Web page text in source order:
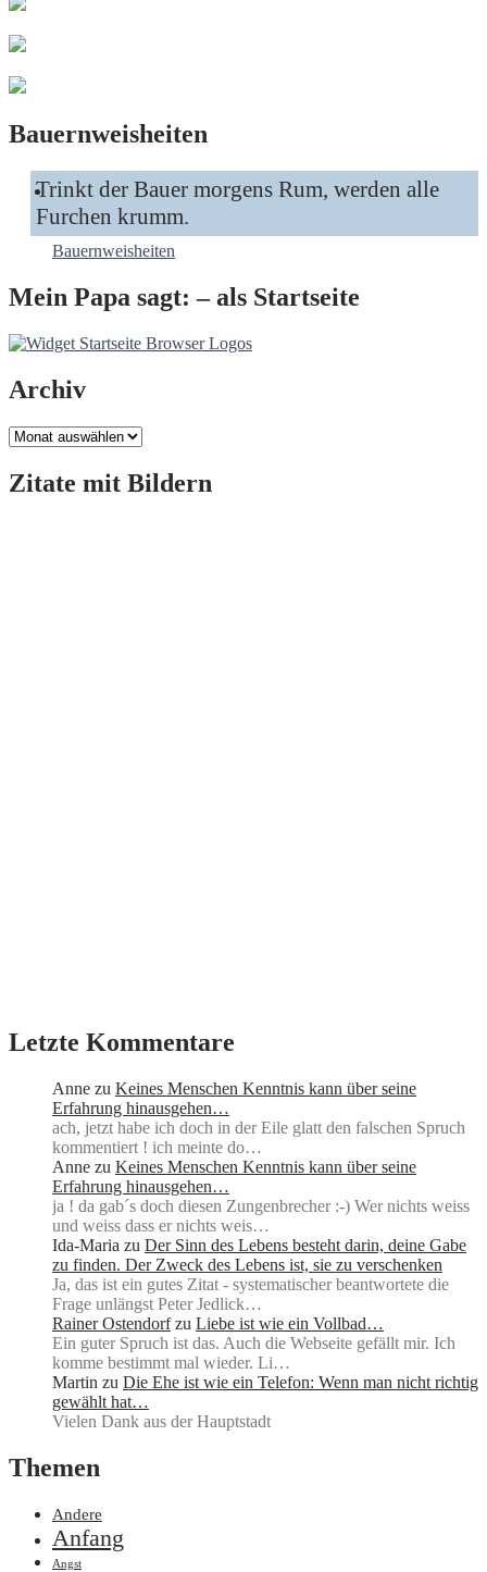
Bauernweisheiten
Trinkt der Bauer morgens Rum, werden alle
Furchen krumm.
Bauernweisheiten
Mein Papa sagt: – als Startseite
Archiv
Archiv
Zitate mit Bildern
Letzte Kommentare
Anne zu Keines Menschen Kenntnis kann über seine
Erfahrung hinausgehen…
ach, jetzt habe ich doch in der Eile glatt den falschen Spruch
kommentiert ! ich meinte do…
Anne zu Keines Menschen Kenntnis kann über seine
Erfahrung hinausgehen…
ja ! da gab´s doch diesen Zungenbrecher :-) Wer nichts weiss
und weiss dass er nichts weis…
Ida-Maria zu Der Sinn des Lebens besteht darin, deine Gabe
zu finden. Der Zweck des Lebens ist, sie zu verschenken
Ja, das ist ein gutes Zitat - systematischer beantwortete die
Frage unlängst Peter Jedlick…
Rainer Ostendorf zu Liebe ist wie ein Vollbad…
Ein guter Spruch ist das. Auch die Webseite gefällt mir. Ich
komme bestimmt mal wieder. Li…
Martin zu Die Ehe ist wie ein Telefon: Wenn man nicht richtig
gewählt hat…
Vielen Dank aus der Hauptstadt
Themen
Andere
Anfang
Angst